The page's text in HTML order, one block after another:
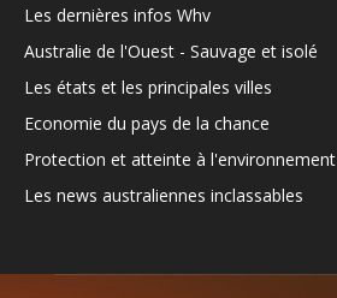
Les dernières infos Whv
Australie de l'Ouest - Sauvage et isolé
Les états et les principales villes
Economie du pays de la chance
Protection et atteinte à l'environnement
Les news australiennes inclassables